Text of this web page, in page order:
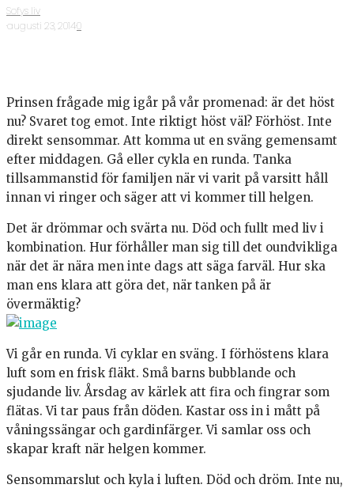
Sofys liv
·augusti 23, 2014·0
Prinsen frågade mig igår på vår promenad: är det höst
nu? Svaret tog emot. Inte riktigt höst väl? Förhöst. Inte
direkt sensommar. Att komma ut en sväng gemensamt
efter middagen. Gå eller cykla en runda. Tanka
tillsammanstid för familjen när vi varit på varsitt håll
innan vi ringer och säger att vi kommer till helgen.
Det är drömmar och svärta nu. Död och fullt med liv i
kombination. Hur förhåller man sig till det oundvikliga
när det är nära men inte dags att säga farväl. Hur ska
man ens klara att göra det, när tanken på är
övermäktig?
Vi går en runda. Vi cyklar en sväng. I förhöstens klara
luft som en frisk fläkt. Små barns bubblande och
sjudande liv. Årsdag av kärlek att fira och fingrar som
flätas. Vi tar paus från döden. Kastar oss in i mått på
våningssängar och gardinfärger. Vi samlar oss och
skapar kraft när helgen kommer.
Sensommarslut och kyla i luften. Död och dröm. Inte nu,